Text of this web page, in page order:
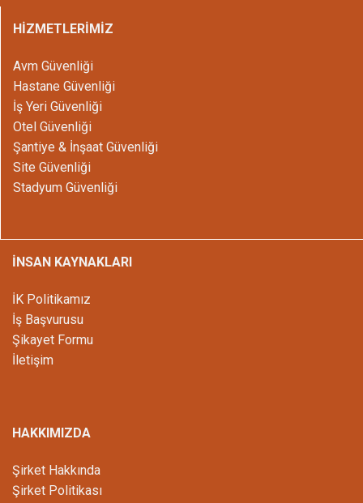
HİZMETLERİMİZ
Avm Güvenliği
Hastane Güvenliği
İş Yeri Güvenliği
Otel Güvenliği
Şantiye & İnşaat Güvenliği
Site Güvenliği
Stadyum Güvenliği
İNSAN KAYNAKLARI
İK Politikamız
İş Başvurusu
Şikayet Formu
İletişim
HAKKIMIZDA
Şirket Hakkında
Şirket Politikası